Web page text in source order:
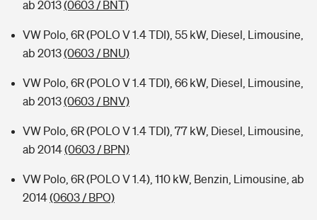
ab 2013(0603 / BNT)
VW Polo, 6R (POLO V 1.4 TDI), 55 kW, Diesel, Limousine,
ab 2013(0603 / BNU)
VW Polo, 6R (POLO V 1.4 TDI), 66 kW, Diesel, Limousine,
ab 2013(0603 / BNV)
VW Polo, 6R (POLO V 1.4 TDI), 77 kW, Diesel, Limousine,
ab 2014(0603 / BPN)
VW Polo, 6R (POLO V 1.4), 110 kW, Benzin, Limousine, ab
2014(0603 / BPO)